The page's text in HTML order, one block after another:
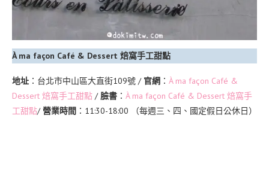
À ma façon Café & Dessert 焙窩手工甜點
地址 ：台北市中山區大直街109號 / 官網 ： À ma façon Café &
Dessert 焙窩手工甜點 /臉書 ： À ma façon Café & Dessert 焙窩手
工甜點/營業時間 ：11:30-18:00 （每週三、四、國定假日公休日）